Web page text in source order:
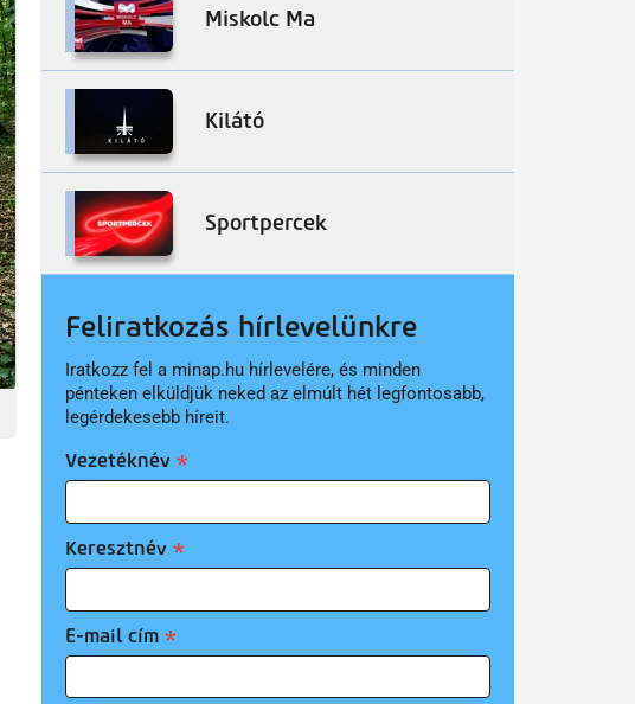
Miskolc Ma
Kilátó
Sportpercek
Feliratkozás hírlevelünkre
Iratkozz fel a minap.hu hírlevelére, és minden
pénteken elküldjük neked az elmúlt hét legfontosabb,
legérdekesebb híreit.
Vezetéknév
Keresztnév
E-mail cím